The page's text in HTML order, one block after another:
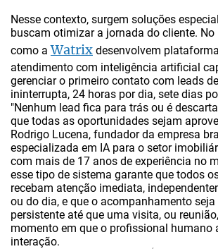
Nesse contexto, surgem soluções
buscam otimizar a jornada do cliente. No
como aWatrix desenvolvem
atendimento com inteligência artificial
gerenciar o primeiro contato com leads
ininterrupta, 24 horas por dia, sete dias
"Nenhum lead fica para trás ou é
que todas as oportunidades sejam
Rodrigo Lucena, fundador da empresa
especializada em IA para o setor
com mais de 17 anos de experiência no
esse tipo de sistema garante que todos
recebam atenção imediata,
ou do dia, e que o acompanhamento
persistente até que uma visita, ou
momento em que o profissional humano
interação.